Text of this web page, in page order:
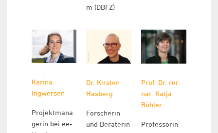
m (DBFZ)
Karina
Ingwersen
Projektmana
gerin bei ee-
Dr. Kirsten
Hasberg
Forscherin
und Beraterin
Prof. Dr. rer.
nat. Katja
Bühler
Professorin